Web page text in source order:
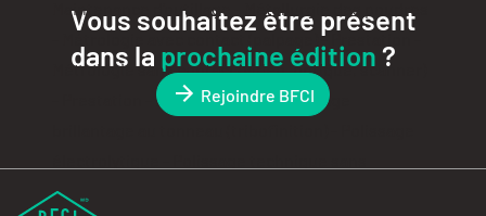
Vous souhaitez être présent
dans la prochaine édition?
Rejoindre BFCI